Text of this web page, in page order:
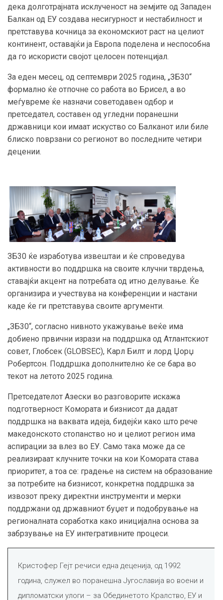
дека долготрајната исклученост на земјите од Западен
Балкан од ЕУ создава несигурност и нестабилност и
претставува кочница за економскиот раст на целиот
континент, оставајќи ја Европа поделена и неспособна
да го искористи својот целосен потенцијал.
За еден месец, од септември 2025 година, „ЗБ30“
формално ќе отпочне со работа во Брисел, а во
меѓувреме ќе назначи советодавен одбор и
претседател, составен од угледни поранешни
државници кои имаат искуство со Балканот или биле
блиско поврзани со регионот во последните четири
децении.
ЗБ30 ќе изработува извештаи и ќе спроведува
активности во поддршка на своите клучни тврдења,
ставајќи акцент на потребата од итно делување. Ќе
организира и учествува на конференции и настани
каде ќе ги претставува своите аргументи.
„ЗБ30“, согласно нивното укажување веќе има
добиено првични изрази на поддршка од Атлантскиот
совет, Глобсек (GLOBSEC), Карл Билт и лорд Џорџ
Робертсон. Поддршка дополнително ќе се бара во
текот на летото 2025 година.
Претседателот Азески во разговорите искажа
подготверност Комората и бизнисот да дадат
поддршка на ваквата идеја, бидејќи како што рече
македонското стопанство но и целиот регион има
аспирации за влез во ЕУ. Само така може да се
реализираат клучните точки на кои Комората става
приоритет, а тоа се: градење на систем на образование
за потребите на бизнисот, конкретна поддршка за
извозот преку директни инструменти и мерки
поддржани од државниот буџет и подобрување на
регионалната соработка како иницијална основа за
забрзување на ЕУ интегративните процеси.
Кристофер Гејт речиси една деценија, од 1992
година, служел во поранешна Југославија во воени и
дипломатски улоги – за Обединетото Кралство, ЕУ и